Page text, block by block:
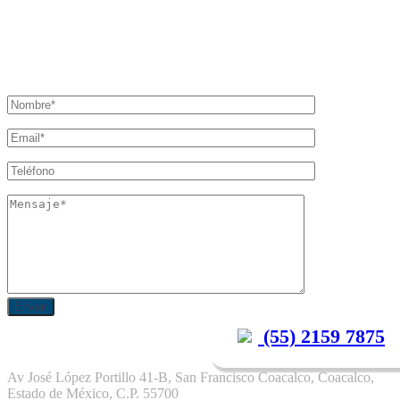
(55) 2159 7875
Av José López Portillo 41-B, San Francisco Coacalco, Coacalco,
Estado de México, C.P. 55700